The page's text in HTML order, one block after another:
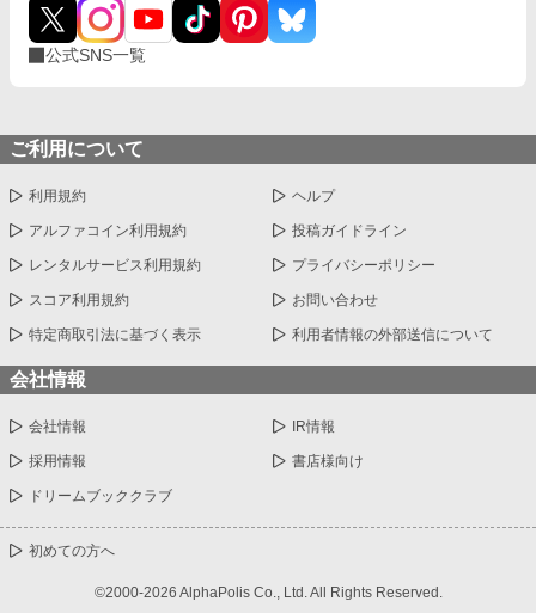
公式SNS一覧
ご利用について
利用規約 ヘルプ
アルファコイン利用規約 投稿ガイドライン
レンタルサービス利用規約 プライバシーポリシー
スコア利用規約 お問い合わせ
特定商取引法に基づく表示 利用者情報の外部送信について
会社情報
会社情報 IR情報
採用情報 書店様向け
ドリームブッククラブ
初めての方へ
©2000-2026 AlphaPolis Co., Ltd. All Rights Reserved.